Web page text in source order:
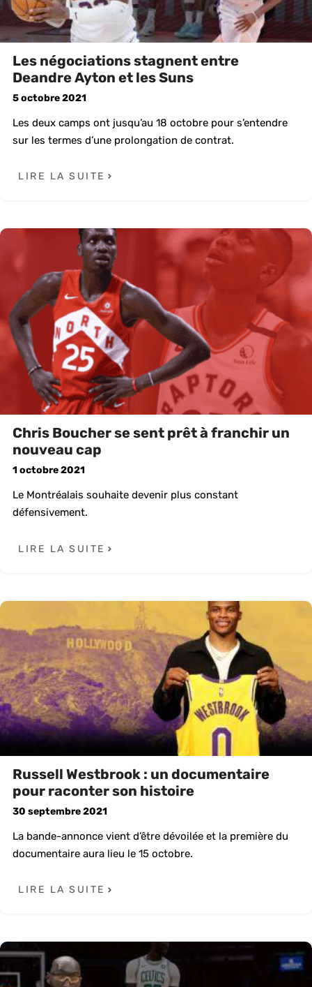
Les négociations stagnent entre
Deandre Ayton et les Suns
5 octobre 2021
Les deux camps ont jusqu’au 18 octobre pour s’entendre
sur les termes d’une prolongation de contrat.
LIRE LA SUITE
Chris Boucher se sent prêt à franchir un
nouveau cap
1 octobre 2021
Le Montréalais souhaite devenir plus constant
défensivement.
LIRE LA SUITE
Russell Westbrook : un documentaire
pour raconter son histoire
30 septembre 2021
La bande-annonce vient d’être dévoilée et la première du
documentaire aura lieu le 15 octobre.
LIRE LA SUITE